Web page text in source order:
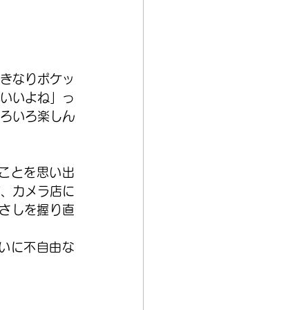
なりポケッ
いよね」っ
いろ楽しん
とを思い出
カメラ店に
しを握り直
に不自由な